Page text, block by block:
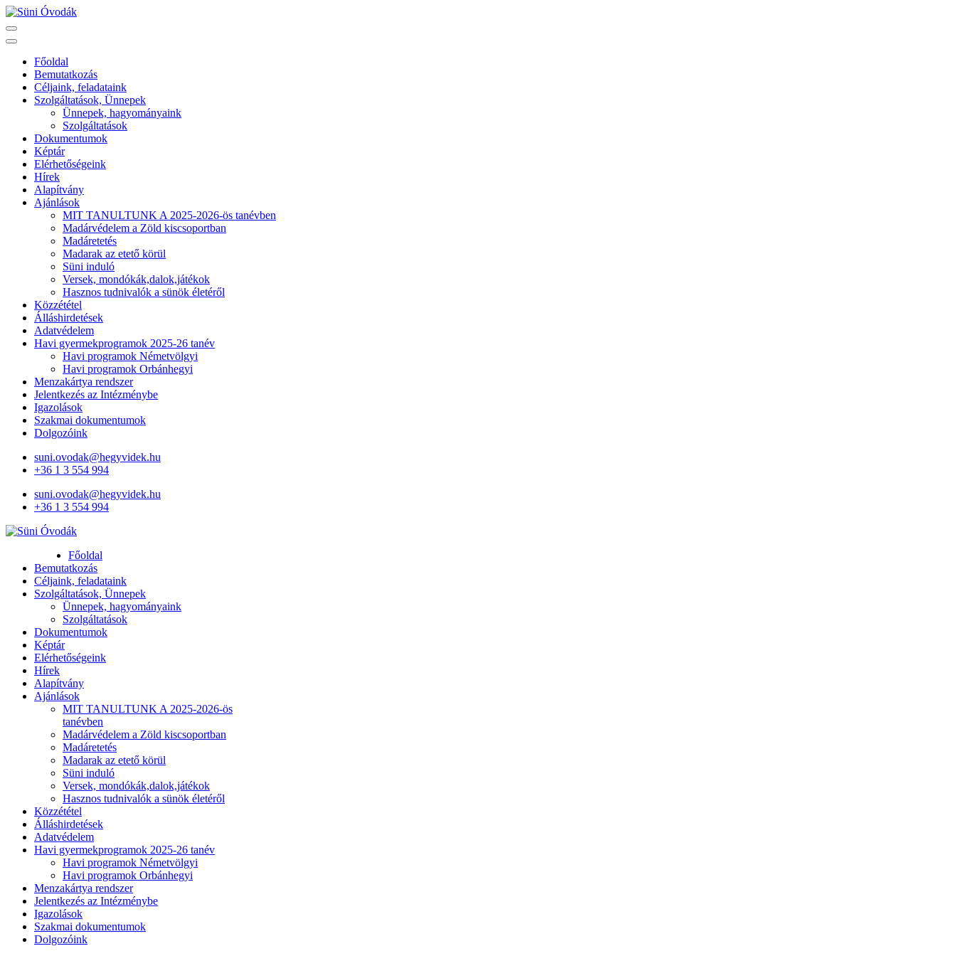
Skip
to
content
Enter)
Főoldal
Bemutatkozás
Céljaink, feladataink
Szolgáltatások, Ünnepek
Ünnepek, hagyományaink
Szolgáltatások
Dokumentumok
Képtár
Elérhetőségeink
Hírek
Alapítvány
Ajánlások
MIT TANULTUNK A 2025-2026-ös tanévben
Madárvédelem a Zöld kiscsoportban
Madáretetés
Madarak az etető körül
Süni induló
Versek, mondókák,dalok,játékok
Hasznos tudnivalók a sünök életéről
Közzététel
Álláshirdetések
Adatvédelem
Havi gyermekprogramok 2025-26 tanév
Havi programok Németvölgyi
Havi programok Orbánhegyi
Menzakártya rendszer
Jelentkezés az Intézménybe
Igazolások
Szakmai dokumentumok
Dolgozóink
suni.ovodak@hegyvidek.hu
+36 1 3 554 994
suni.ovodak@hegyvidek.hu
+36 1 3 554 994
Süni Óvodák
Villaépület a város szívében
Főoldal
Bemutatkozás
Céljaink, feladataink
Szolgáltatások, Ünnepek
Ünnepek, hagyományaink
Szolgáltatások
Dokumentumok
Képtár
Elérhetőségeink
Hírek
Alapítvány
Ajánlások
MIT TANULTUNK A 2025-2026-ös
tanévben
Madárvédelem a Zöld kiscsoportban
Madáretetés
Madarak az etető körül
Süni induló
Versek, mondókák,dalok,játékok
Hasznos tudnivalók a sünök életéről
Közzététel
Álláshirdetések
Adatvédelem
Havi gyermekprogramok 2025-26 tanév
Havi programok Németvölgyi
Havi programok Orbánhegyi
Menzakártya rendszer
Jelentkezés az Intézménybe
Igazolások
Szakmai dokumentumok
Dolgozóink